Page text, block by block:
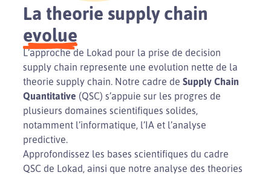
La theorie supply chain
evolue
L’approche de Lokad pour la prise de decision
supply chain represente une evolution nette de la
theorie supply chain. Notre cadre de Supply Chain
Quantitative (QSC) s’appuie sur les progres de
plusieurs domaines scientifiques solides,
notamment l’informatique, l’IA et l’analyse
predictive.
Approfondissez les bases scientifiques du cadre
QSC de Lokad, ainsi que notre analyse des theories